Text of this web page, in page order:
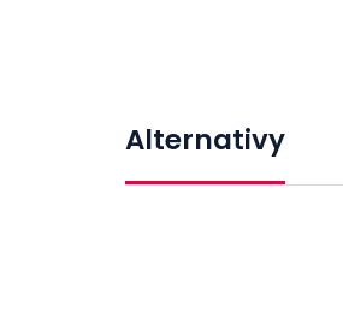
Alternativy